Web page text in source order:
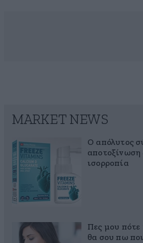
MARKET NEWS
Ο απόλυτος
ισορροπία
Πες μου πότε
θα σου πω